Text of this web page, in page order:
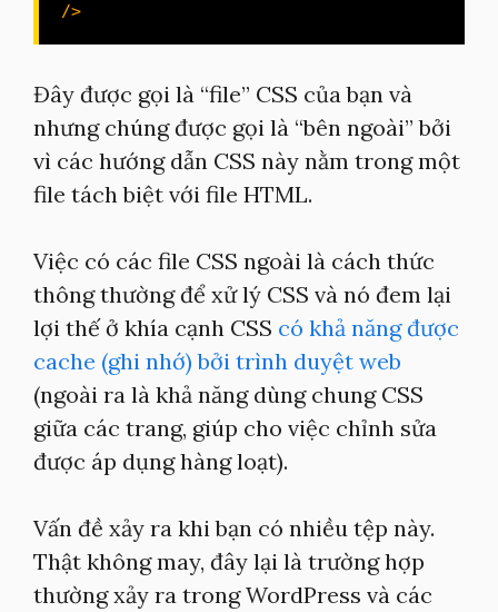
/>
Đây được gọi là “file” CSS của bạn và
nhưng chúng được gọi là “bên ngoài” bởi
vì các hướng dẫn CSS này nằm trong một
file tách biệt với file HTML.
Việc có các file CSS ngoài là cách thức
thông thường để xử lý CSS và nó đem lại
lợi thế ở khía cạnh CSS có khả năng được
cache (ghi nhớ) bởi trình duyệt web
(ngoài ra là khả năng dùng chung CSS
giữa các trang, giúp cho việc chỉnh sửa
được áp dụng hàng loạt).
Vấn đề xảy ra khi bạn có nhiều tệp này.
Thật không may, đây lại là trường hợp
thường xảy ra trong WordPress và các